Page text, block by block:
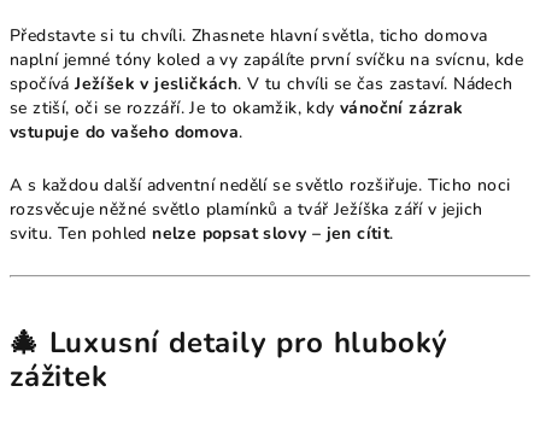
Představte si tu chvíli. Zhasnete hlavní světla, ticho domova
naplní jemné tóny koled a vy zapálíte první svíčku na svícnu, kde
spočíváJežíšek v jesličkách. V tu chvíli se čas zastaví. Nádech
se ztiší, oči se rozzáří. Je to okamžik, kdy vánoční zázrak
vstupuje do vašeho domova.
A s každou další adventní nedělí se světlo rozšiřuje. Ticho noci
rozsvěcuje něžné světlo plamínků a tvář Ježíška září v jejich
svitu. Ten pohled nelze popsat slovy – jen cítit.
🎄 Luxusní detaily pro hluboký
zážitek